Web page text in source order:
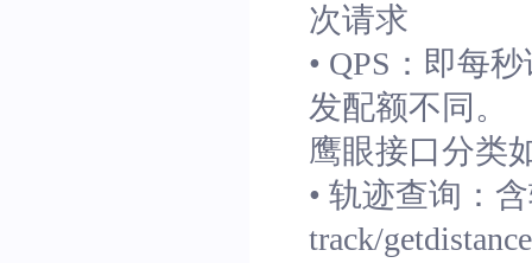
次请求
• QPS： 即每
发配额不同。
鹰眼接口分类
• 轨迹查询：
track/